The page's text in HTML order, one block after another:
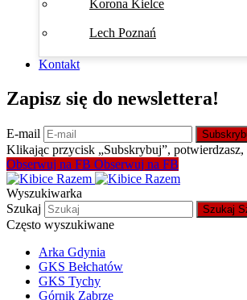
Korona Kielce
Lech Poznań
Kontakt
Zapisz się do newslettera!
E-mail
Klikając przycisk „Subskrybuj”, potwierdzasz,
Obserwuj na FB Obserwuj na FB
Wyszukiwarka
Szukaj
Szukaj
Często wyszukiwane
Arka Gdynia
GKS Bełchatów
GKS Tychy
Górnik Zabrze